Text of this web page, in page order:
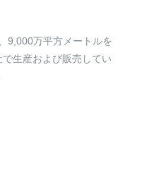
9,000万平方メートルを
生産および販売してい